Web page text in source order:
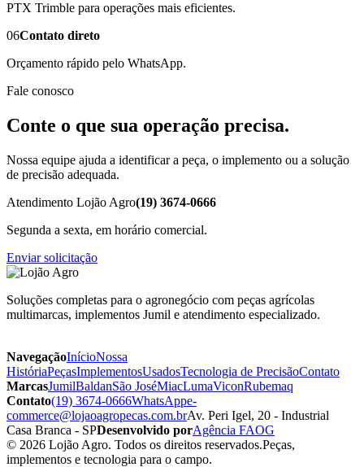
PTX Trimble para operações mais eficientes.
06Contato direto
Orçamento rápido pelo WhatsApp.
Fale conosco
Conte o que sua operação precisa.
Nossa equipe ajuda a identificar a peça, o implemento ou a solução
de precisão adequada.
Atendimento Lojão Agro(19) 3674-0666
Segunda a sexta, em horário comercial.
Enviar solicitação
Soluções completas para o agronegócio com peças agrícolas
multimarcas, implementos Jumil e atendimento especializado.
NavegaçãoInícioNossa
HistóriaPeçasImplementosUsadosTecnologia de PrecisãoContato
MarcasJumilBaldanSão JoséMiacLumaViconRubemaq
Contato(19) 3674-0666WhatsAppe-
commerce@lojaoagropecas.com.brAv. Peri Igel, 20 - Industrial
Casa Branca - SPDesenvolvido porAgência FAOG
© 2026 Lojão Agro. Todos os direitos reservados.Peças,
implementos e tecnologia para o campo.